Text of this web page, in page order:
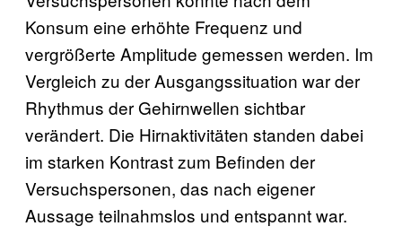
Konsum eine erhöhte Frequenz und
vergrößerte Amplitude gemessen werden. Im
Vergleich zu der Ausgangssituation war der
Rhythmus der Gehirnwellen sichtbar
verändert. Die Hirnaktivitäten standen dabei
im starken Kontrast zum Befinden der
Versuchspersonen, das nach eigener
Aussage teilnahmslos und entspannt war.